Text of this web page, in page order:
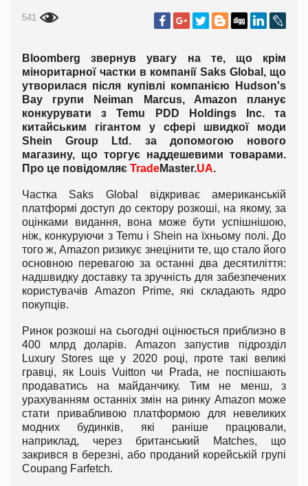
541
Bloomberg звернув увагу на те, що крім
міноритарної частки в компанії Saks Global, що
утворилася після купівлі компанією Hudson's
Bay групи Neiman Marcus, Amazon планує
конкурувати з Temu PDD Holdings Inc. та
китайським гігантом у сфері швидкої моди
Shein Group Ltd. за допомогою нового
магазину, що торгує наддешевими товарами.
Про це повідомляє TradeMaster.UA.
Частка Saks Global відкриває американській
платформі доступ до сектору розкоші, на якому, за
оцінками видання, вона може бути успішнішою,
ніж, конкуруючи з Temu і Shein на їхньому полі. До
того ж, Amazon ризикує знецінити те, що стало його
основною перевагою за останні два десятиліття:
надшвидку доставку та зручність для забезпечених
користувачів Amazon Prime, які складають ядро
покупців.
Ринок розкоші на сьогодні оцінюється приблизно в
400 млрд доларів. Amazon запустив підрозділ
Luxury Stores ще у 2020 році, проте такі великі
гравці, як Louis Vuitton чи Prada, не поспішають
продаватись на майданчику. Тим не менш, з
урахуванням останніх змін на ринку Amazon може
стати привабливою платформою для невеликих
модних будинків, які раніше працювали,
наприклад, через британський Matches, що
закрився в березні, або проданий корейській групі
Coupang Farfetch.